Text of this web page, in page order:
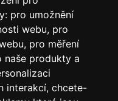
pro umožnění
webu, pro
, pro měření
naše produkty a
interakcí, chcete-
odběru
za účelem kontaktování.